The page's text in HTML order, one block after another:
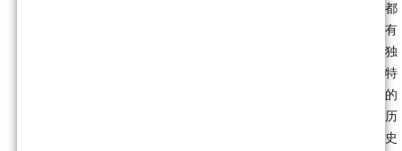
都
有
独
特
的
历
史